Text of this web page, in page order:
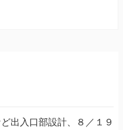
出入口部設計、８／１９